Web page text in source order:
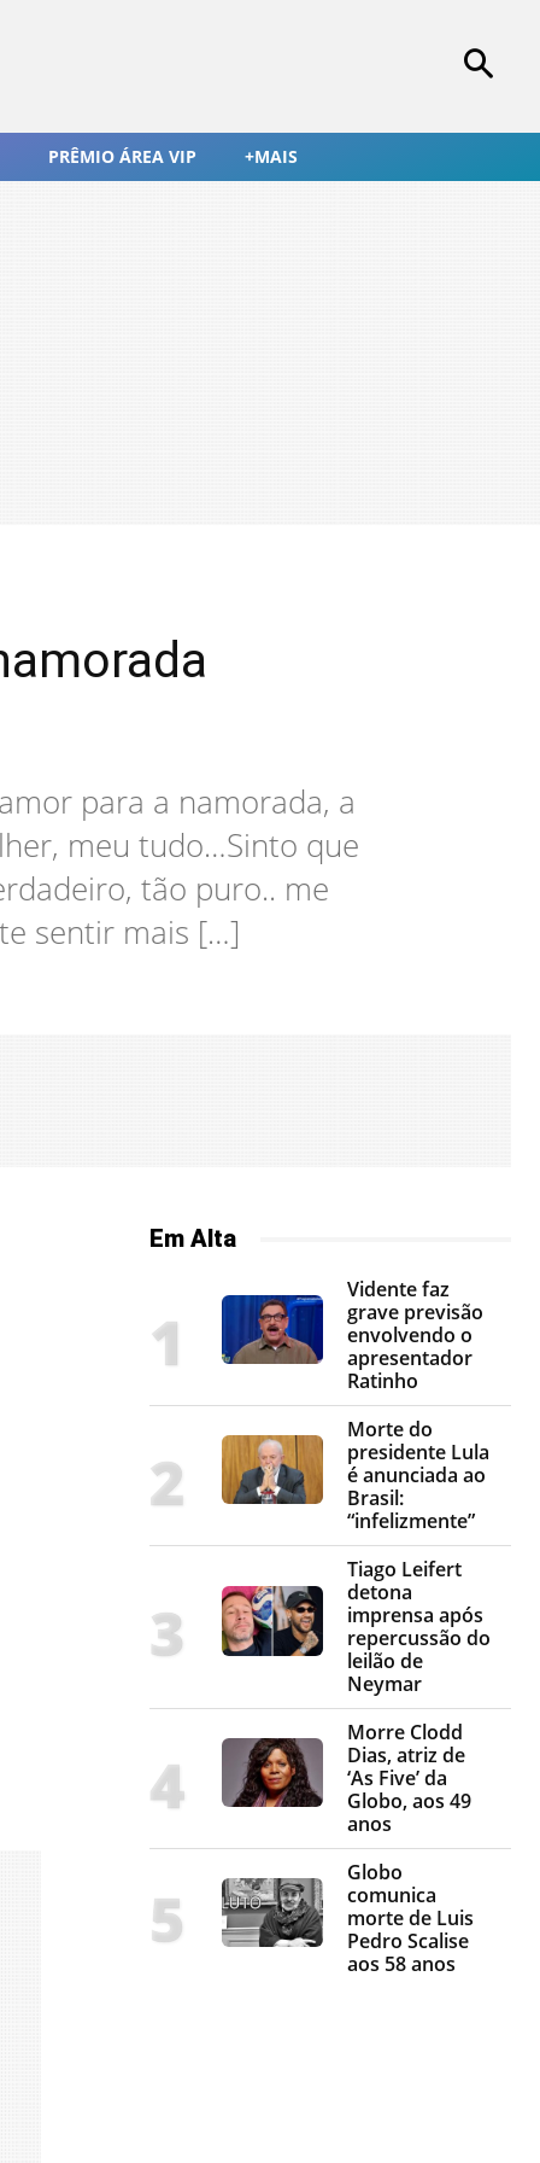
PRÊMIO ÁREA VIP +MAIS
para a namorada, a
meu tudo…Sinto que
tão puro.. me
sentir mais […]
Em Alta
Vidente faz
grave previsão
envolvendo o
apresentador
Ratinho
Morte do
presidente Lula
é anunciada ao
Brasil:
“infelizmente”
Tiago Leifert
detona
imprensa após
repercussão do
leilão de
Neymar
Morre Clodd
Dias, atriz de
‘As Five’ da
Globo, aos 49
anos
Globo
comunica
morte de Luis
Pedro Scalise
aos 58 anos